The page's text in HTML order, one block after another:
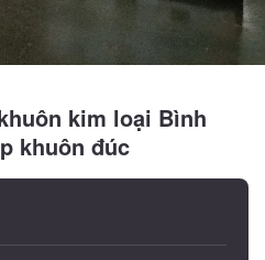
kim loại Bình
khuôn đúc